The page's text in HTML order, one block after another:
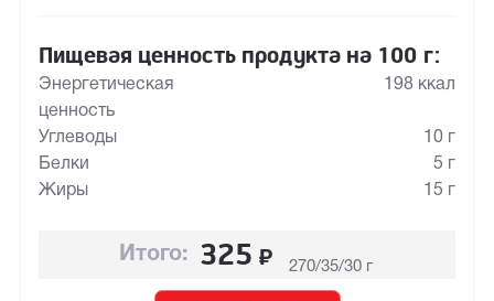
Пищевая ценность продукта на 100 г:
Энергетическая
ценность
198 ккал
Углеводы
10 г
Белки
5 г
Жиры
15 г
Итого: 325 ₽ 270/35/30 г